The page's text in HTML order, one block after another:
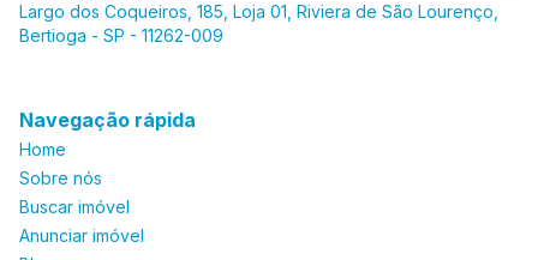
Largo dos Coqueiros, 185, Loja 01, Riviera de São Lourenço,
Bertioga - SP - 11262-009
Navegação rápida
Home
Sobre nós
Buscar imóvel
Anunciar imóvel